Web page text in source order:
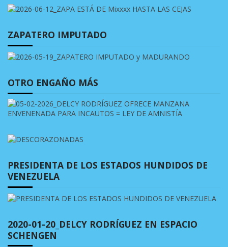
ZAPATERO IMPUTADO
OTRO ENGAÑO MÁS
PRESIDENTA DE LOS ESTADOS HUNDIDOS DE
VENEZUELA
2020-01-20_DELCY RODRÍGUEZ EN ESPACIO
SCHENGEN